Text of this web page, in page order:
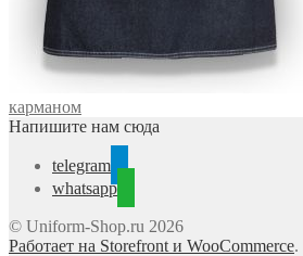
карманом
Напишите нам сюда
telegram
whatsapp
© Uniform-Shop.ru 2026
Работает на Storefront и WooCommerce.